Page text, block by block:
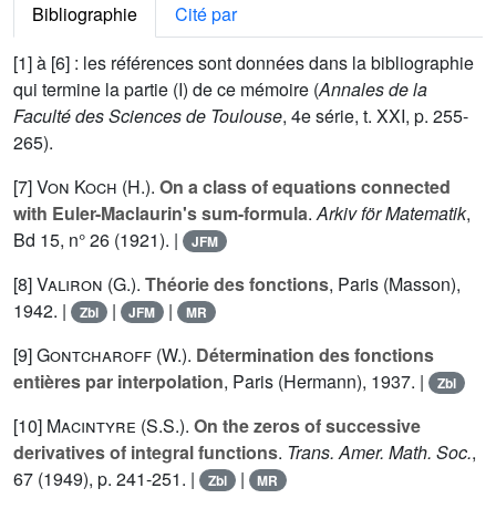
Bibliographie
Cité par
[1] à [6] : les références sont données dans la bibliographie
qui termine la partie (I) de ce mémoire (Annales de la
Faculté des Sciences de Toulouse, 4e série, t. XXI, p. 255-
265).
[7]Von Koch (H.). On a class of equations connected
with Euler-Maclaurin's sum-formula.Arkiv för Matematik,
Bd 15, n° 26 (1921). | JFM
[8]Valiron (G.). Théorie des fonctions, Paris (Masson),
1942. |
Zbl | JFM | MR
[9]Gontcharoff (W.). Détermination des fonctions
entières par interpolation, Paris (Hermann), 1937. | Zbl
[10] Macintyre (S.S.). On the zeros of successive
derivatives of integral functions. Trans. Amer. Math. Soc.,
67 (1949), p. 241-251. | Zbl | MR